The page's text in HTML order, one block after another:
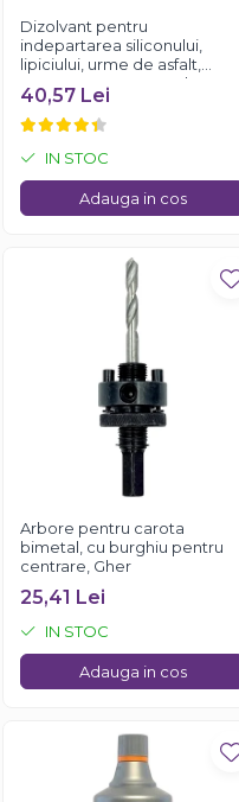
Dizolvant pentru
indepartarea siliconului,
lipiciului, urme de asfalt,
Faren OK ONE, 200ml
40,57 Lei
IN STOC
Adauga in cos
Arbore pentru carota
bimetal, cu burghiu pentru
centrare, Gher
25,41 Lei
IN STOC
Adauga in cos